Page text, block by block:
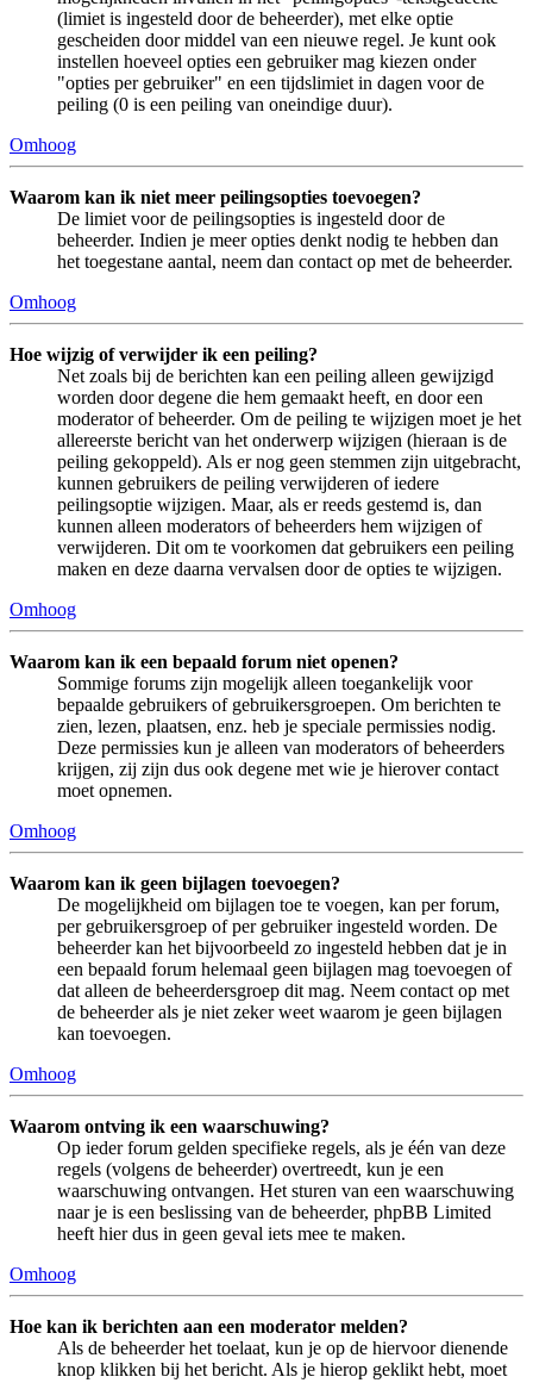
(limiet is ingesteld door de beheerder), met elke optie
gescheiden door middel van een nieuwe regel. Je kunt ook
instellen hoeveel opties een gebruiker mag kiezen onder
"opties per gebruiker" en een tijdslimiet in dagen voor de
peiling (0 is een peiling van oneindige duur).
Omhoog
Waarom kan ik niet meer peilingsopties toevoegen?
De limiet voor de peilingsopties is ingesteld door de
beheerder. Indien je meer opties denkt nodig te hebben dan
het toegestane aantal, neem dan contact op met de beheerder.
Omhoog
Hoe wijzig of verwijder ik een peiling?
Net zoals bij de berichten kan een peiling alleen gewijzigd
worden door degene die hem gemaakt heeft, en door een
moderator of beheerder. Om de peiling te wijzigen moet je het
allereerste bericht van het onderwerp wijzigen (hieraan is de
peiling gekoppeld). Als er nog geen stemmen zijn uitgebracht,
kunnen gebruikers de peiling verwijderen of iedere
peilingsoptie wijzigen. Maar, als er reeds gestemd is, dan
kunnen alleen moderators of beheerders hem wijzigen of
verwijderen. Dit om te voorkomen dat gebruikers een peiling
maken en deze daarna vervalsen door de opties te wijzigen.
Omhoog
Waarom kan ik een bepaald forum niet openen?
Sommige forums zijn mogelijk alleen toegankelijk voor
bepaalde gebruikers of gebruikersgroepen. Om berichten te
zien, lezen, plaatsen, enz. heb je speciale permissies nodig.
Deze permissies kun je alleen van moderators of beheerders
krijgen, zij zijn dus ook degene met wie je hierover contact
moet opnemen.
Omhoog
Waarom kan ik geen bijlagen toevoegen?
De mogelijkheid om bijlagen toe te voegen, kan per forum,
per gebruikersgroep of per gebruiker ingesteld worden. De
beheerder kan het bijvoorbeeld zo ingesteld hebben dat je in
een bepaald forum helemaal geen bijlagen mag toevoegen of
dat alleen de beheerdersgroep dit mag. Neem contact op met
de beheerder als je niet zeker weet waarom je geen bijlagen
kan toevoegen.
Omhoog
Waarom ontving ik een waarschuwing?
Op ieder forum gelden specifieke regels, als je één van deze
regels (volgens de beheerder) overtreedt, kun je een
waarschuwing ontvangen. Het sturen van een waarschuwing
naar je is een beslissing van de beheerder, phpBB Limited
heeft hier dus in geen geval iets mee te maken.
Omhoog
Hoe kan ik berichten aan een moderator melden?
Als de beheerder het toelaat, kun je op de hiervoor dienende
knop klikken bij het bericht. Als je hierop geklikt hebt, moet